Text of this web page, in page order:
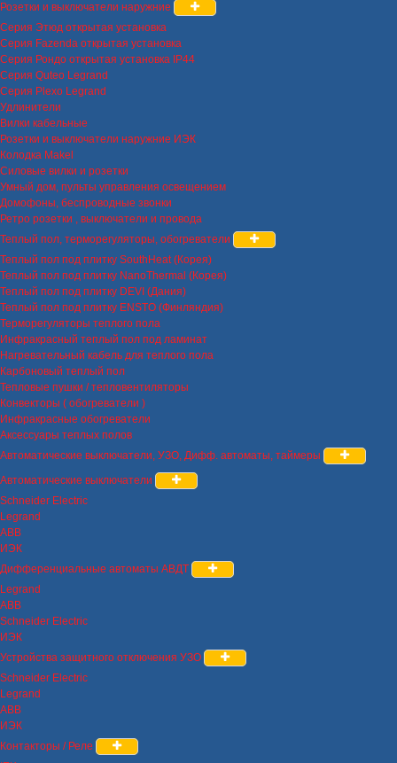
Розетки и выключатели наружние
Серия Этюд открытая установка
Серия Fazenda открытая установка
Серия Рондо открытая установка IP44
Серия Quteo Legrand
Серия Plexo Legrand
Удлинители
Вилки кабельные
Розетки и выключатели наружние ИЭК
Колодка Makel
Силовые вилки и розетки
Умный дом, пульты управления освещением
Домофоны, беспроводные звонки
Ретро розетки , выключатели и провода
Теплый пол, терморегуляторы, обогреватели
Теплый пол под плитку SouthHeat (Корея)
Теплый пол под плитку NanoThermal (Корея)
Теплый пол под плитку DEVI (Дания)
Теплый пол под плитку ENSTO (Финляндия)
Терморегуляторы теплого пола
Инфракрасный теплый пол под ламинат
Нагревательный кабель для теплого пола
Карбоновый теплый пол
Тепловые пушки / тепловентиляторы
Конвекторы ( обогреватели )
Инфракрасные обогреватели
Аксессуары теплых полов
Автоматические выключатели, УЗО, Дифф. автоматы, таймеры
Автоматические выключатели
Schneider Electric
Legrand
ABB
ИЭК
Дифференциальные автоматы АВДТ
Legrand
ABB
Schneider Electric
ИЭК
Устройства защитного отключения УЗО
Schneider Electric
Legrand
ABB
ИЭК
Контакторы / Реле